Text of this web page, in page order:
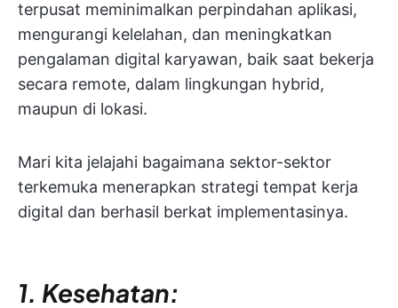
terpusat meminimalkan perpindahan aplikasi,
mengurangi kelelahan, dan meningkatkan
pengalaman digital karyawan, baik saat bekerja
secara remote, dalam lingkungan hybrid,
maupun di lokasi.
Mari kita jelajahi bagaimana sektor-sektor
terkemuka menerapkan strategi tempat kerja
digital dan berhasil berkat implementasinya.
1. Kesehatan: